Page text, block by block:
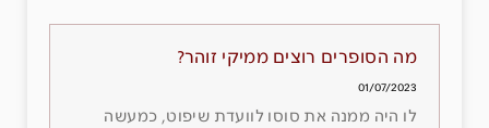
מה הסופרים רוצים ממיקי זוהר?
01/07/2023
לו היה ממנה את סוסו לוועדת שיפוט, כמעשה